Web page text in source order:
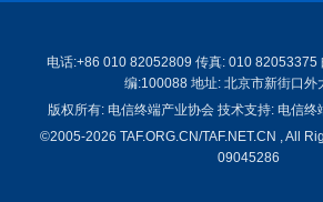
电话:+86 010 82052809 传真: 010 82053375
编:100088 地址: 北京市新街口外
版权所有: 电信终端产业协会 技术支持: 电信
©2005-2026 TAF.ORG.CN/TAF.NET.CN , All
09045286